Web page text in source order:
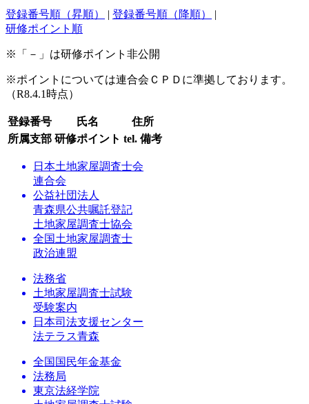
登録番号順（昇順） | 登録番号順（降順）
|
研修ポイント順
※「－」は研修ポイント非公開
※ポイントについては連合会ＣＰＤに準拠しております。
（R8.4.1時点）
登録番号 氏名
住所
所属支部 研修ポイント tel. 備考
日本土地家屋調査士会
連合会
公益社団法人
青森県公共嘱託登記
土地家屋調査士協会
全国土地家屋調査士
政治連盟
法務省
土地家屋調査士試験
受験案内
日本司法支援センター
法テラス青森
全国国民年金基金
法務局
東京法経学院